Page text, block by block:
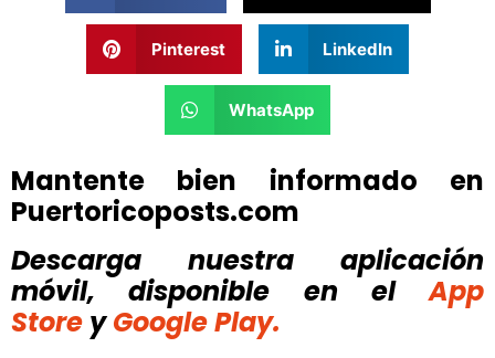
Pinterest LinkedIn
WhatsApp
Mantente bien informado en
Puertoricoposts.com
Descarga nuestra aplicación
móvil, disponible
en el
App
Store y Google Play.